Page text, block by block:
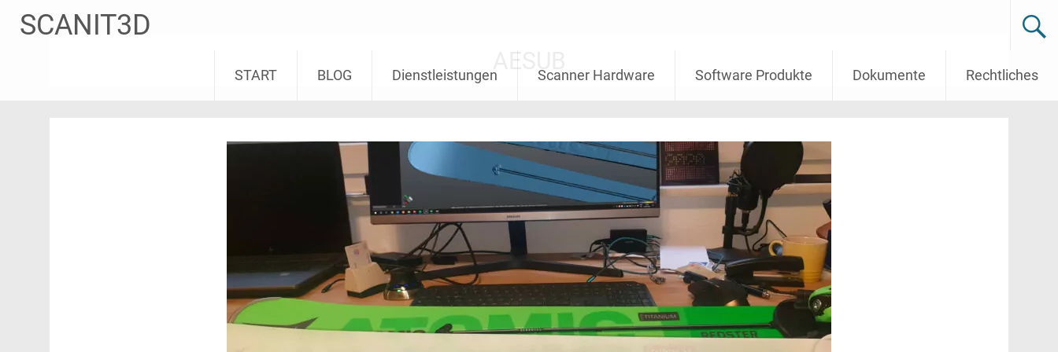
InhaltSCANIT3D
START BLOG Dienstleistungen Scanner Hardware Software Produkte Dokumente Rechtliches